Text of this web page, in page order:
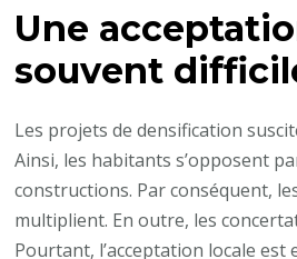
Une
souvent
Les projets de densification
Ainsi, les habitants s’opposent
constructions. Par conséquent,
multiplient. En outre, les
Pourtant, l’acceptation locale est